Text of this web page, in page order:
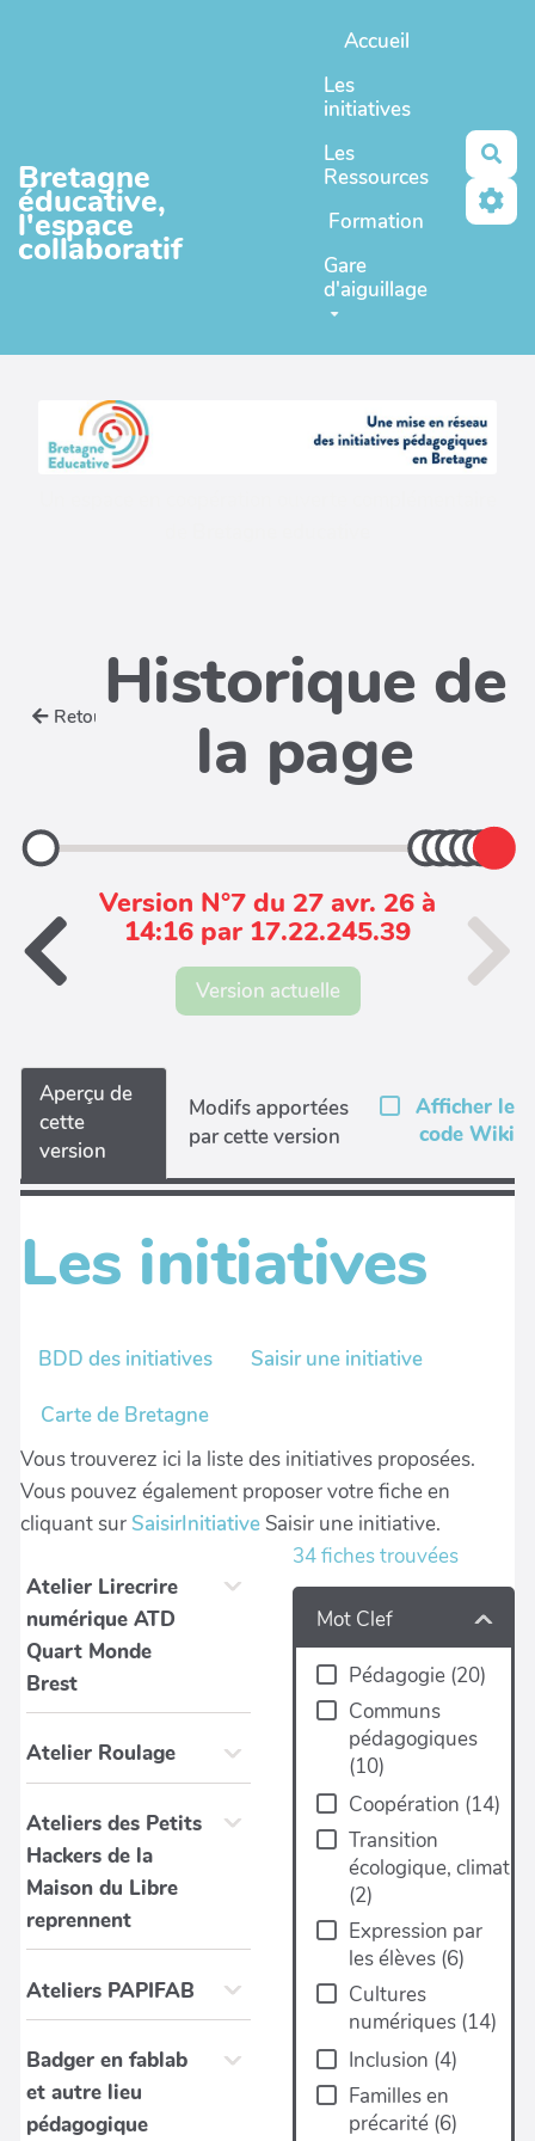
Bretagne
éducative,
l'espace
collaboratif
Accueil
Les
initiatives
Les
Ressources
Formation
Gare
d'aiguillage
Retour Historique de
la page
Version N°7 du 27 avr. 26 à
14:16 par 17.22.245.39
Version actuelle
Aperçu de
cette
version
Modifs apportées
par cette version
Afficher le
code Wiki